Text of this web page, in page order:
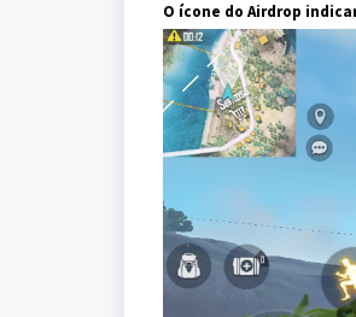
O ícone do Airdrop